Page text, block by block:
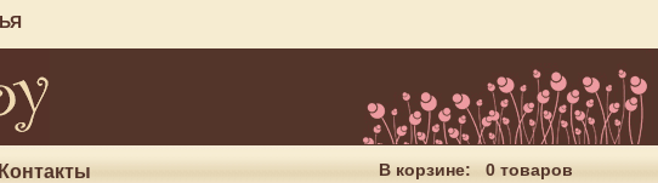
Контакты В корзине: 0 товаров